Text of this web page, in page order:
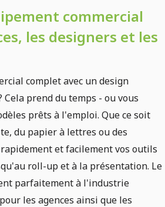
commercial
les designers et les
complet avec un design
prend du temps - ou vous
prêts à l'emploi. Que ce soit
du papier à lettres ou des
et facilement vos outils
roll-up et à la présentation. Le
parfaitement à l'industrie
les agences ainsi que les